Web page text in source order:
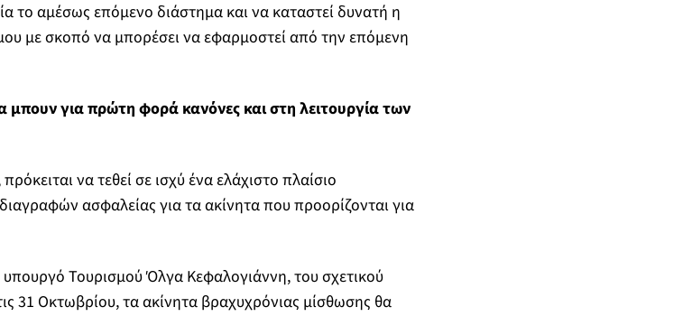
το αμέσως επόμενο διάστημα και να καταστεί δυνατή η
με σκοπό να μπορέσει να εφαρμοστεί από την επόμενη
μπουν για πρώτη φορά κανόνες και στη λειτουργία των
να τεθεί σε ισχύ ένα ελάχιστο πλαίσιο
ασφαλείας για τα ακίνητα που προορίζονται για
Τουρισμού Όλγα Κεφαλογιάννη, του σχετικού
31 Οκτωβρίου, τα ακίνητα βραχυχρόνιας μίσθωσης θα